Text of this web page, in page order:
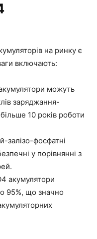
на ринку є
включають:
можуть
заряджання-
10 років роботи
залізо-фосфатні
у порівнянні з
акумулятори
95%, що значно